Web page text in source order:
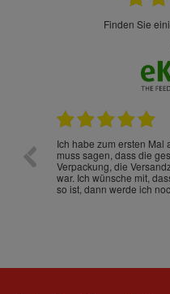
finden Sie einige der Rezensionen
Ich habe zum ersten Mal
muss sagen, dass die
Verpackung, die
war. Ich wünsche mit,
so ist, dann werde ich